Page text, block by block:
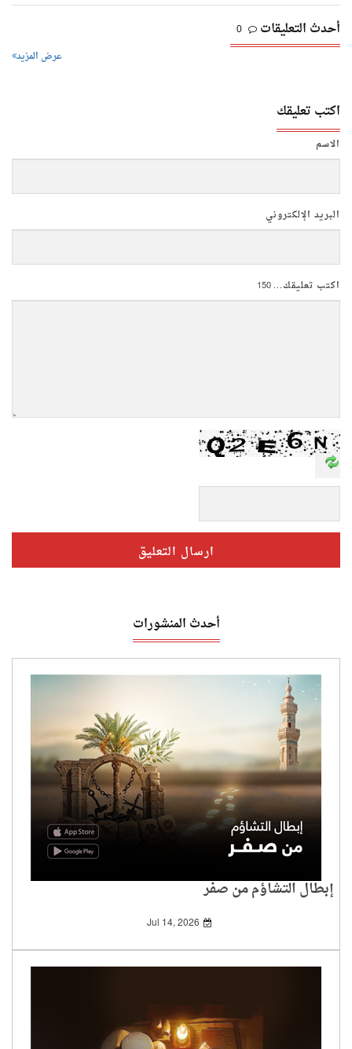
أحدث التعليقات 0
عرض المزيد
اكتب تعليقك
الاسم
البريد الإلكتروني
اكتب تعليقك...150
أحدث المنشورات
إبطال التشاؤم من صفر
Jul 14, 2026